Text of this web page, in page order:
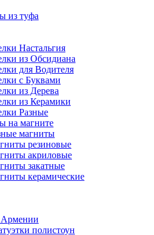
из туфа
Настальгия
из Обсидиана
для Водителя
с Буквами
из Дерева
из Керамики
Разные
на магните
магниты
резиновые
акриловые
закатные
керамические
полистоун